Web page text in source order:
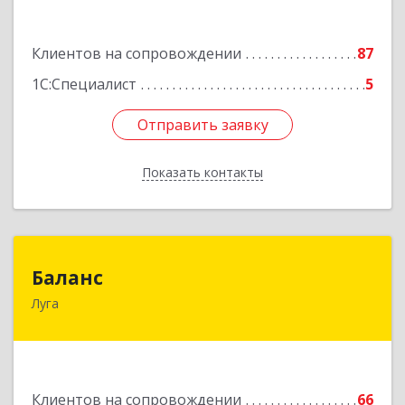
Клиентов на сопровождении
87
1С:Специалист
5
Отправить заявку
Показать контакты
Отправить заявку
Назад
Баланс
Луга
Клиентов на сопровождении 66
188230, Ленинградская обл, Луга г, Урицкого